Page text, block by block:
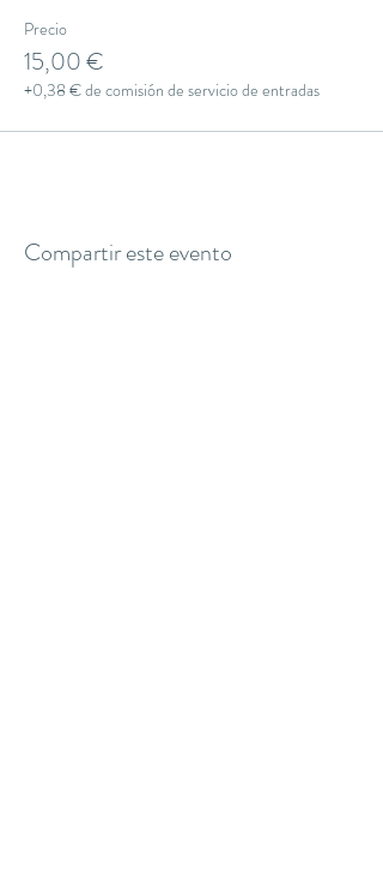
Precio
15,00 €
+0,38 € de comisión de servicio de entradas
Compartir este evento